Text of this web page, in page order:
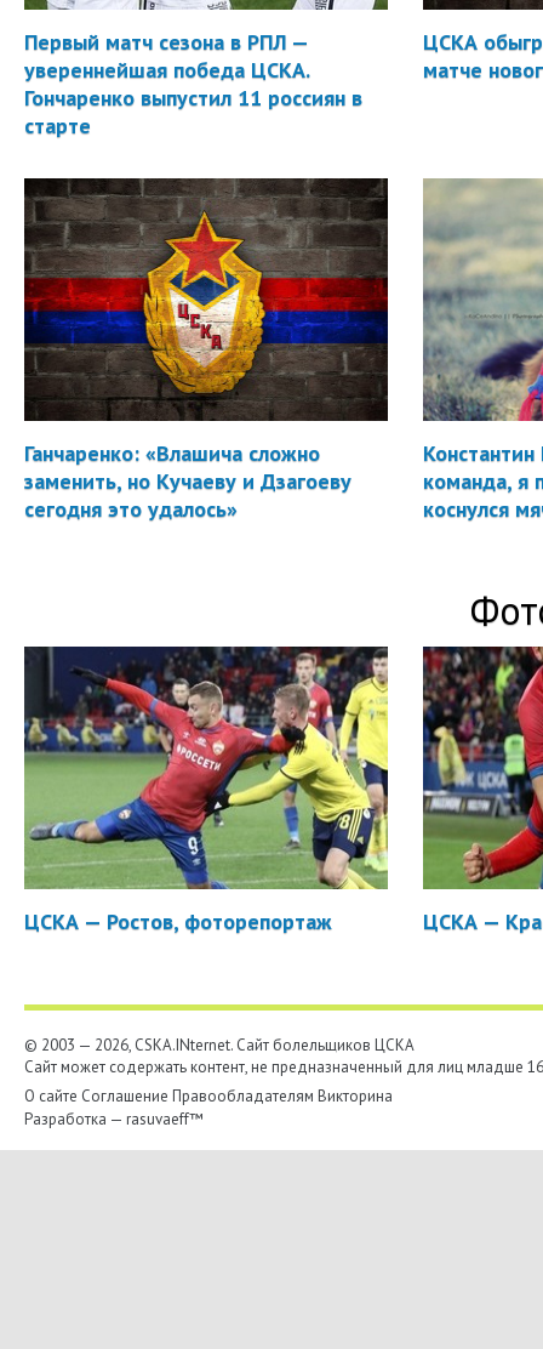
Первый матч сезона в РПЛ —
увереннейшая победа ЦСКА.
Гончаренко выпустил 11 россиян в
старте
ЦСКА
матче
Ганчаренко: «Влашича сложно
заменить, но Кучаеву и Дзагоеву
сегодня это удалось»
Константин
команда, я
коснулся
ЦСКА — Ростов, фоторепортаж ЦСКА —
© 2003 — 2026, CSKA.INternet. Cайт болельщиков ЦСКА
Сайт может содержать контент, не предназначенный для лиц младше
О сайте Соглашение Правообладателям Викторина
Разработка — rasuvaeff™